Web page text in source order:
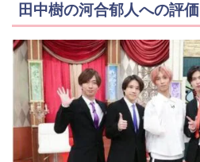
田中樹の河合郁人への評価